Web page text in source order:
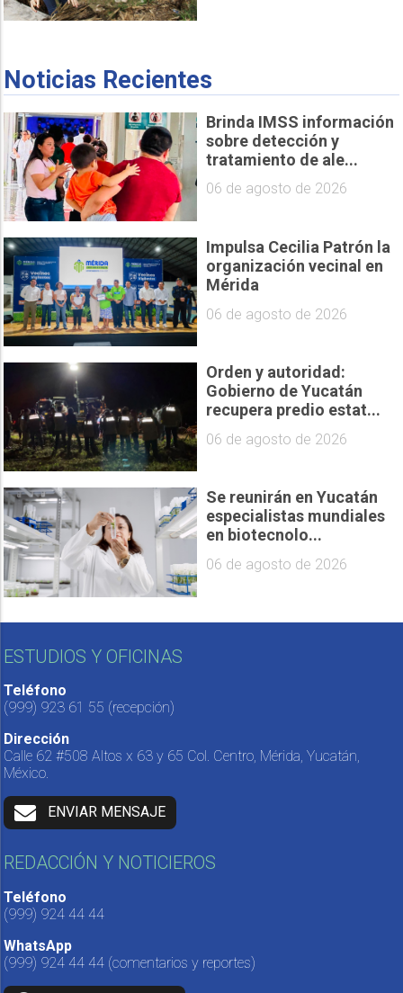
Noticias Recientes
Brinda IMSS información
sobre detección y
tratamiento de ale...
06 de agosto de 2026
Impulsa Cecilia Patrón la
organización vecinal en
Mérida
06 de agosto de 2026
Orden y autoridad:
Gobierno de Yucatán
recupera predio estat...
06 de agosto de 2026
Se reunirán en Yucatán
especialistas mundiales
en biotecnolo...
06 de agosto de 2026
ESTUDIOS Y OFICINAS
Teléfono
(999) 923 61 55 (recepción)
Dirección
Calle 62 #508 Altos x 63 y 65 Col. Centro, Mérida, Yucatán,
México.
ENVIAR MENSAJE
REDACCIÓN Y NOTICIEROS
Teléfono
(999) 924 44 44
WhatsApp
(999) 924 44 44 (comentarios y reportes)